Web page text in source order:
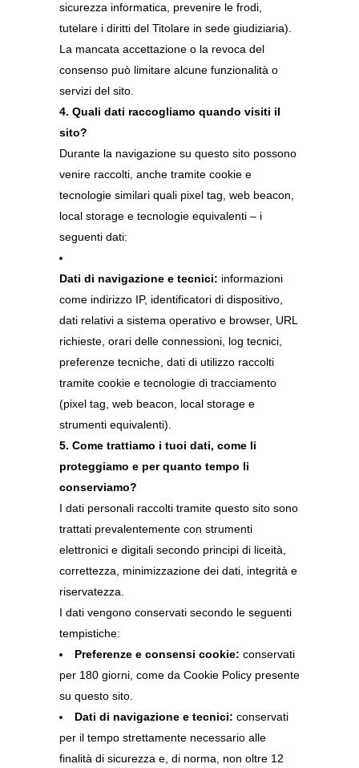
sicurezza informatica, prevenire le frodi,
tutelare i diritti del Titolare in sede giudiziaria).
La mancata accettazione o la revoca del
consenso può limitare alcune funzionalità o
servizi del sito.
4. Quali dati raccogliamo quando visiti il
sito?
Durante la navigazione su questo sito possono
venire raccolti, anche tramite cookie e
tecnologie similari quali pixel tag, web beacon,
local storage e tecnologie equivalenti – i
seguenti dati:
Dati di navigazione e tecnici: informazioni
come indirizzo IP, identificatori di dispositivo,
dati relativi a sistema operativo e browser, URL
richieste, orari delle connessioni, log tecnici,
preferenze tecniche, dati di utilizzo raccolti
tramite cookie e tecnologie di tracciamento
(pixel tag, web beacon, local storage e
strumenti equivalenti).
5. Come trattiamo i tuoi dati, come li
proteggiamo e per quanto tempo li
conserviamo?
I dati personali raccolti tramite questo sito sono
trattati prevalentemente con strumenti
elettronici e digitali secondo principi di liceità,
correttezza, minimizzazione dei dati, integrità e
riservatezza.
I dati vengono conservati secondo le seguenti
tempistiche:
Preferenze e consensi cookie: conservati
per 180 giorni, come da Cookie Policy presente
su questo sito.
Dati di navigazione e tecnici: conservati
per il tempo strettamente necessario alle
finalità di sicurezza e, di norma, non oltre 12